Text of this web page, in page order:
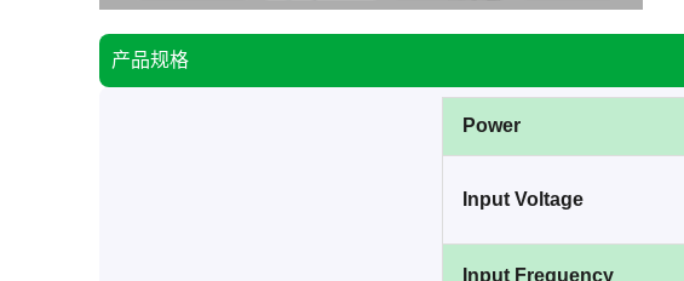
产品规格
Power
Input Voltage
Input Frequency